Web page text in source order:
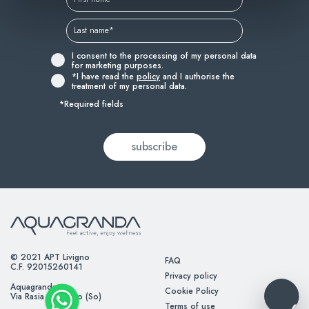
I consent to the processing of my personal data
for marketing purposes.
*I have read the policy and I authorise the
treatment of my personal data.
*Required fields
© 2021 APT Livigno
C.F. 92015260141
Aquagranda
Via Rasia – Livigno (So)
FAQ
Privacy policy
Cookie Policy
Terms of use